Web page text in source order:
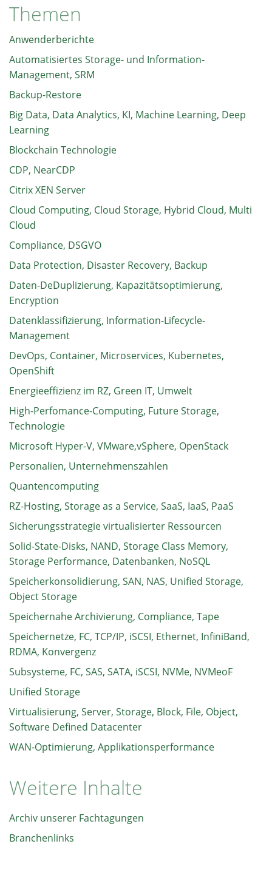
Themen
Anwenderberichte
Automatisiertes Storage- und Information-
Management, SRM
Backup-Restore
Big Data, Data Analytics, KI, Machine Learning, Deep
Learning
Blockchain Technologie
CDP, NearCDP
Citrix XEN Server
Cloud Computing, Cloud Storage, Hybrid Cloud, Multi
Cloud
Compliance, DSGVO
Data Protection, Disaster Recovery, Backup
Daten-DeDuplizierung, Kapazitätsoptimierung,
Encryption
Datenklassifizierung, Information-Lifecycle-
Management
DevOps, Container, Microservices, Kubernetes,
OpenShift
Energieeffizienz im RZ, Green IT, Umwelt
High-Perfomance-Computing, Future Storage,
Technologie
Microsoft Hyper-V, VMware,vSphere, OpenStack
Personalien, Unternehmenszahlen
Quantencomputing
RZ-Hosting, Storage as a Service, SaaS, IaaS, PaaS
Sicherungsstrategie virtualisierter Ressourcen
Solid-State-Disks, NAND, Storage Class Memory,
Storage Performance, Datenbanken, NoSQL
Speicherkonsolidierung, SAN, NAS, Unified Storage,
Object Storage
Speichernahe Archivierung, Compliance, Tape
Speichernetze, FC, TCP/IP, iSCSI, Ethernet, InfiniBand,
RDMA, Konvergenz
Subsysteme, FC, SAS, SATA, iSCSI, NVMe, NVMeoF
Unified Storage
Virtualisierung, Server, Storage, Block, File, Object,
Software Defined Datacenter
WAN-Optimierung, Applikationsperformance
Weitere Inhalte
Archiv unserer Fachtagungen
Branchenlinks